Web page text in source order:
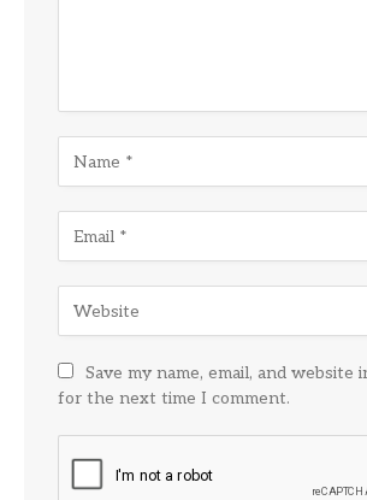
Save my name, email, and website
for the next time I comment.